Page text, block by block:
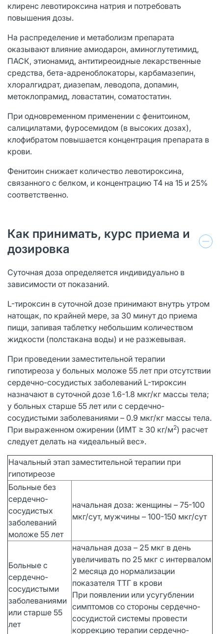
клиренс левотироксина натрия и потребовать
повышения дозы.
На распределение и метаболизм препарата
оказывают влияние амиодарон, аминоглутетимид,
ПАСК, этионамид, антитиреоидные лекарственные
средства, бета-адреноблокаторы, карбамазепин,
хлоралгидрат, диазепам, леводопа, допамин,
метоклопрамид, ловастатин, соматостатин.
При одновременном применении с фенитоином,
салицилатами, фуросемидом (в высоких дозах),
клофибратом повышается концентрация препарата в
крови.
Фенитоин снижает количество левотироксина,
связанного с белком, и концентрацию Т4 на 15 и 25%
соответственно.
Как принимать, курс приема и
дозировка
Суточная доза определяется индивидуально в
зависимости от показаний.
L-тироксин в суточной дозе принимают внутрь утром
натощак, по крайней мере, за 30 минут до приема
пищи, запивая таблетку небольшим количеством
жидкости (полстакана воды) и не разжевывая.
При проведении заместительной терапии
гипотиреоза у больных моложе 55 лет при отсутствии
сердечно-сосудистых заболеваний L-тироксин
назначают в суточной дозе 1.6-1.8 мкг/кг массы тела;
у больных старше 55 лет или с сердечно-
сосудистыми заболеваниями – 0.9 мкг/кг массы тела.
При выраженном ожирении (ИМТ ≥ 30 кг/м2) расчет
следует делать на «идеальный вес».
Начальный этап заместительной терапии при
гипотиреозе
Больные без
сердечно-
сосудистых
заболеваний
моложе 55 лет
начальная доза: женщины – 75-100
мкг/сут, мужчины – 100-150 мкг/сут
Больные с
сердечно-
сосудистыми
заболеваниями
или старше 55
лет
начальная доза – 25 мкг в день
увеличивать по 25 мкг с интервалом
2 месяца до нормализации
показателя ТТГ в крови
При появлении или усугублении
симптомов со стороны сердечно-
сосудистой системы провести
коррекцию терапии сердечно-